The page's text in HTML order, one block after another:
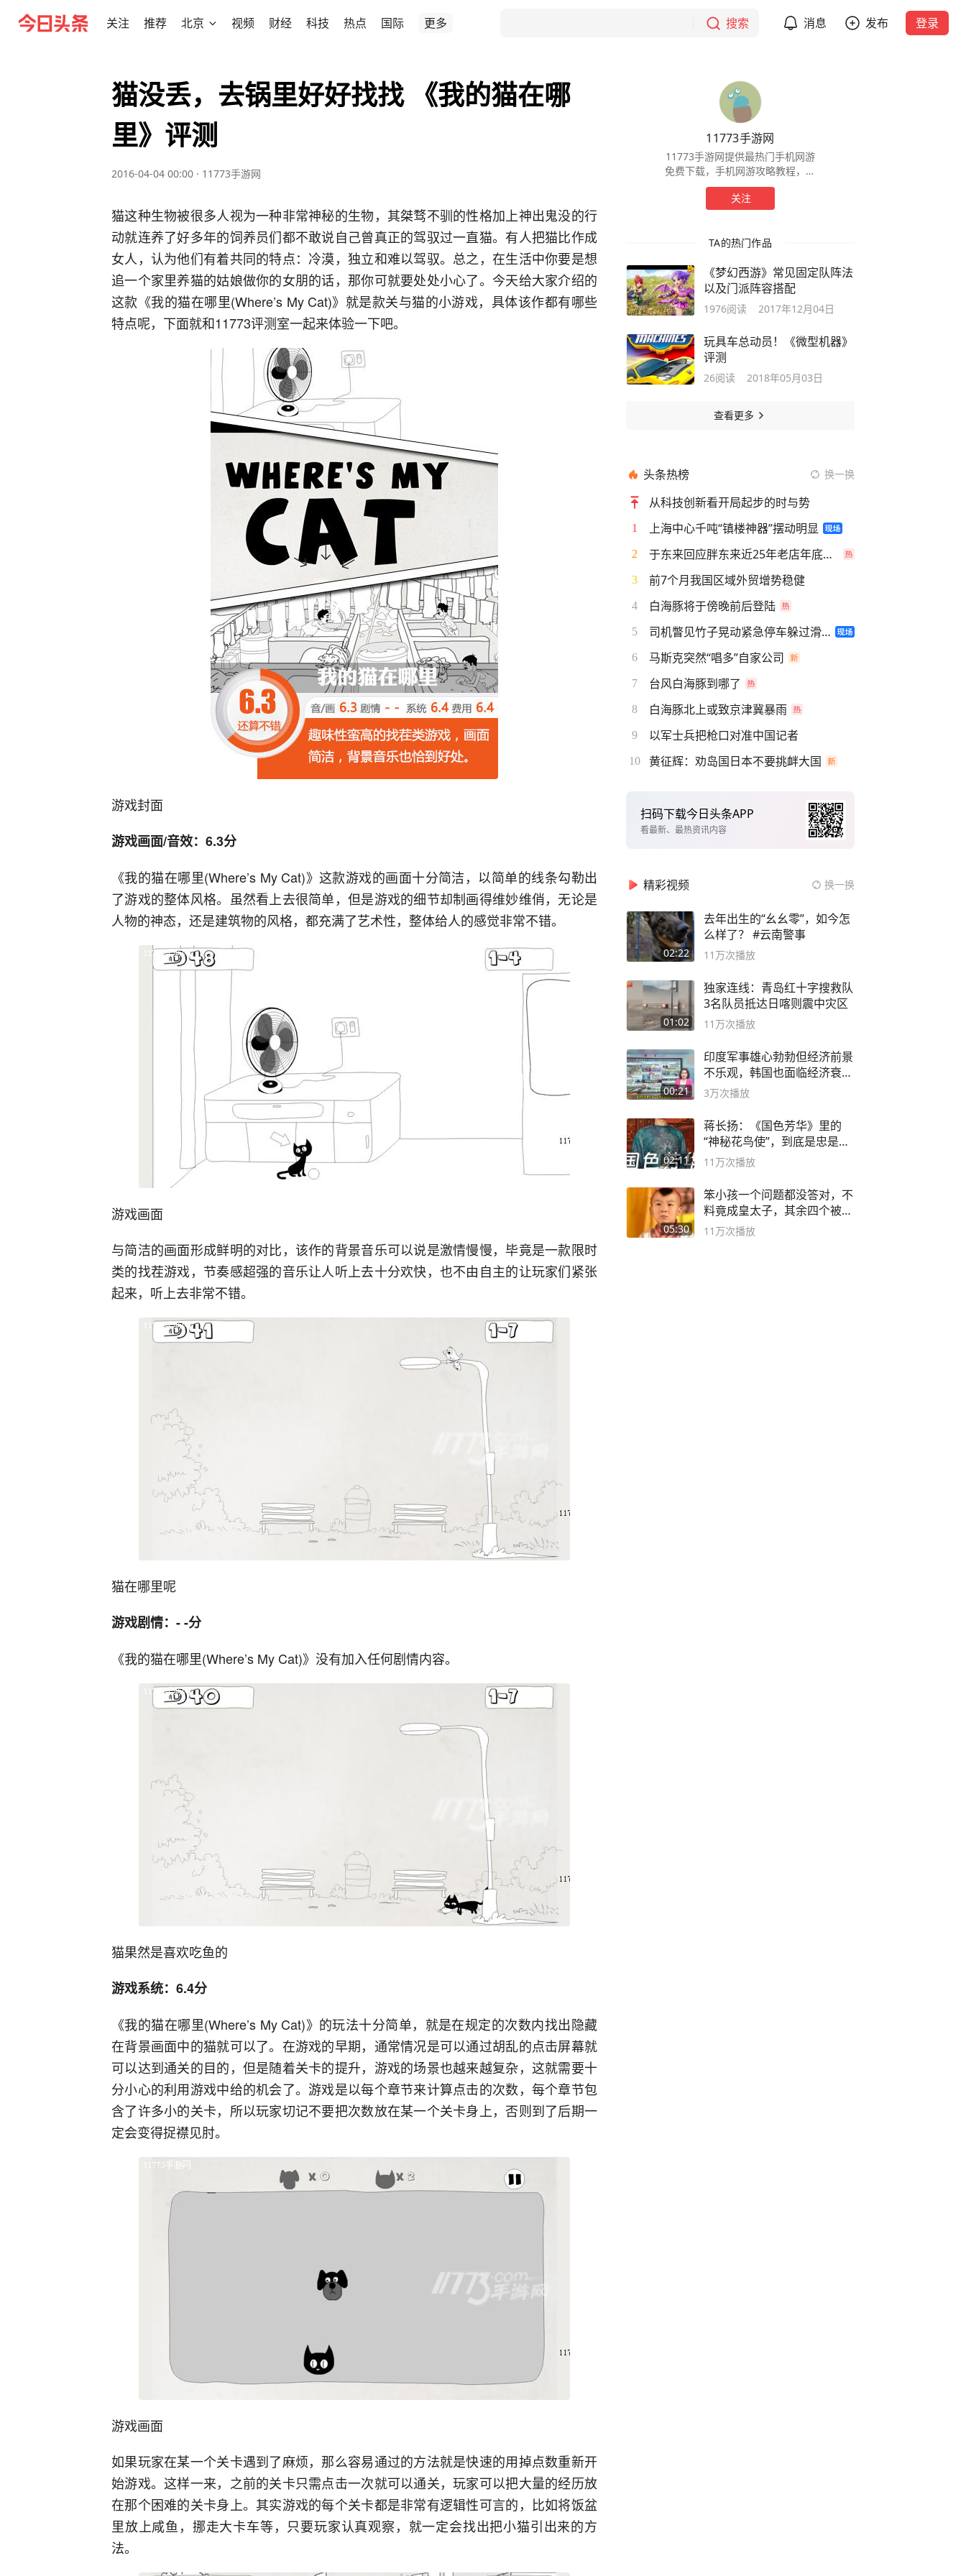
关注 推荐 北京 视频 财经 科技 热点 国际 更多 搜索 消息 发布 登录
猫没丢，去锅里好好找找 《我的猫在哪
里》评测
2016-04-04 00:00 · 11773手游网
猫这种生物被很多人视为一种非常神秘的生物，其桀骛不驯的性格加上神出鬼没的行
动就连养了好多年的饲养员们都不敢说自己曾真正的驾驭过一直猫。有人把猫比作成
女人，认为他们有着共同的特点：冷漠，独立和难以驾驭。总之，在生活中你要是想
追一个家里养猫的姑娘做你的女朋的话，那你可就要处处小心了。今天给大家介绍的
这款《我的猫在哪里(Where’s My Cat)》就是款关与猫的小游戏，具体该作都有哪些
特点呢，下面就和11773评测室一起来体验一下吧。
游戏封面
游戏画面/音效：6.3分
《我的猫在哪里(Where’s My Cat)》这款游戏的画面十分简洁，以简单的线条勾勒出
了游戏的整体风格。虽然看上去很简单，但是游戏的细节却制画得维妙维俏，无论是
人物的神态，还是建筑物的风格，都充满了艺术性，整体给人的感觉非常不错。
游戏画面
与简洁的画面形成鲜明的对比，该作的背景音乐可以说是激情慢慢，毕竟是一款限时
类的找茬游戏，节奏感超强的音乐让人听上去十分欢快，也不由自主的让玩家们紧张
起来，听上去非常不错。
猫在哪里呢
游戏剧情：- -分
《我的猫在哪里(Where’s My Cat)》没有加入任何剧情内容。
猫果然是喜欢吃鱼的
游戏系统：6.4分
《我的猫在哪里(Where’s My Cat)》的玩法十分简单，就是在规定的次数内找出隐藏
在背景画面中的猫就可以了。在游戏的早期，通常情况是可以通过胡乱的点击屏幕就
可以达到通关的目的，但是随着关卡的提升，游戏的场景也越来越复杂，这就需要十
分小心的利用游戏中给的机会了。游戏是以每个章节来计算点击的次数，每个章节包
含了许多小的关卡，所以玩家切记不要把次数放在某一个关卡身上，否则到了后期一
定会变得捉襟见肘。
游戏画面
如果玩家在某一个关卡遇到了麻烦，那么容易通过的方法就是快速的用掉点数重新开
始游戏。这样一来，之前的关卡只需点击一次就可以通关，玩家可以把大量的经历放
在那个困难的关卡身上。其实游戏的每个关卡都是非常有逻辑性可言的，比如将饭盆
里放上咸鱼，挪走大卡车等，只要玩家认真观察，就一定会找出把小猫引出来的方
法。
11773手游网
11773手游网提供最热门手机网游
免费下载，手机网游攻略教程，手
机网游放号礼包，激活码，开服等
全部信息。
关注
TA的热门作品
《梦幻西游》常见固定队阵法
以及门派阵容搭配
1976阅读 2017年12月04日
玩具车总动员！《微型机器》
评测
26阅读 2018年05月03日
查看更多
头条热榜 换一换
从科技创新看开局起步的时与势
1 上海中心千吨“镇楼神器”摆动明显
2 于东来回应胖东来近25年老店年底关闭
3 前7个月我国区域外贸增势稳健
4 白海豚将于傍晚前后登陆
5 司机瞥见竹子晃动紧急停车躲过滑坡
6 马斯克突然“唱多”自家公司
7 台风白海豚到哪了
8 白海豚北上或致京津冀暴雨
9 以军士兵把枪口对准中国记者
10 黄征辉：劝岛国日本不要挑衅大国
扫码下载今日头条APP
看最新、最热资讯内容
精彩视频 换一换
02:22
去年出生的“幺幺零”，如今怎
么样了？ #云南警事
11万次播放
01:02
独家连线：青岛红十字搜救队
3名队员抵达日喀则震中灾区
11万次播放
00:21
印度军事雄心勃勃但经济前景
不乐观，韩国也面临经济衰退
风险
3万次播放
02:11
蒋长扬：《国色芳华》里的
“神秘花鸟使”，到底是忠是
奸？
11万次播放
05:30
笨小孩一个问题都没答对，不
料竟成皇太子，其余四个被处
死
11万次播放